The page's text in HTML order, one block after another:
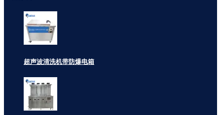
超声波清洗机带防爆电箱